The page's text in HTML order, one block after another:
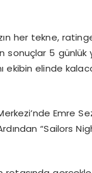
her tekne,
sonuçlar 5 günlük
ekibin elinde
Emre
“Sailors